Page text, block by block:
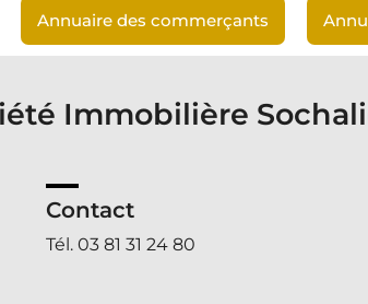
Annuaire des commerçants
Immobilière
Contact
Tél. 03 81 31 24 80